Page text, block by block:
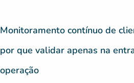
Monitoramento contínuo de
por que validar apenas na
operação